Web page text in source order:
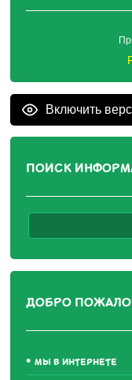
Включить
ПОИСК
ДОБРО
МЫ В ИНТЕРНЕТЕ